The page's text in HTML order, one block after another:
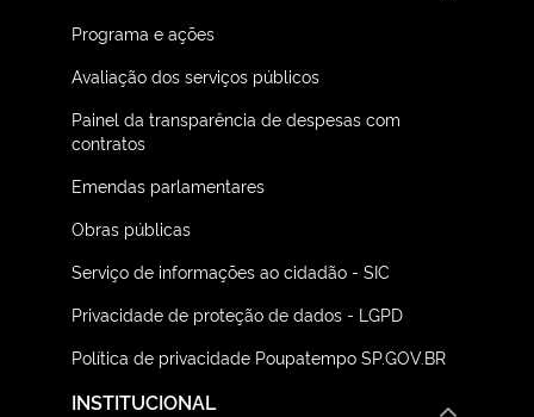
Programa e ações
Avaliação dos serviços públicos
Painel da transparência de despesas com
contratos
Emendas parlamentares
Obras públicas
Serviço de informações ao cidadão - SIC
Privacidade de proteção de dados - LGPD
Política de privacidade Poupatempo SP.GOV.BR
INSTITUCIONAL